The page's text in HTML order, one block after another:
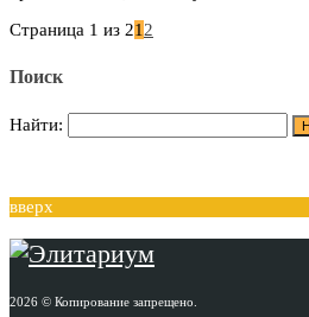
Страница 1 из 212
Поиск
Найти:
вверх
2026 © Копирование запрещено.